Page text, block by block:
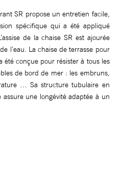
SR propose un entretien facile,
spécifique qui a été appliqué
de la chaise SR est ajourée
l’eau. La chaise de terrasse pour
été conçue pour résister à tous les
de bord de mer : les embruns,
… Sa structure tubulaire en
une longévité adaptée à un